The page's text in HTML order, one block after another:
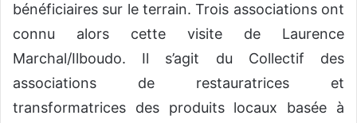
bénéficiaires sur le terrain. Trois associations ont
connu alors cette visite de Laurence
Marchal/Ilboudo. Il s’agit du Collectif des
associations de restauratrices et
transformatrices des produits locaux basée à